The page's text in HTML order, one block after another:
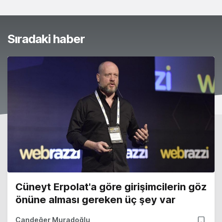
Sıradaki haber
Cüneyt Erpolat'a göre girişimcilerin göz
önüne alması gereken üç şey var
Candeğer Muradoğlu